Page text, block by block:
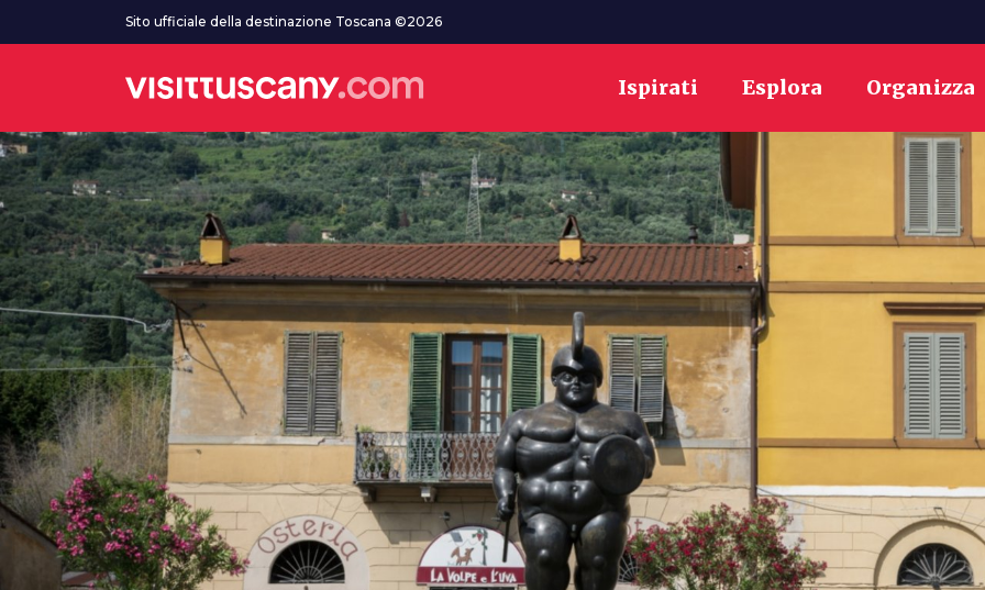
Vai al contenuto principaleSito ufficiale della destinazione Toscana ©2026
Ispirati Esplora Organizza